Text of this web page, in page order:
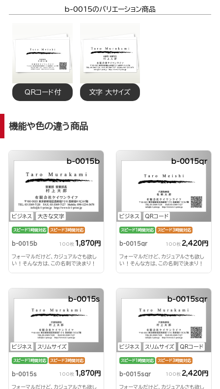
b-0015のバリエーション商品
QRコード付 文字 大サイズ
機能や色の違う商品
ビジネス 大きな文字
b-0015b
スピード1時間対応 スピード3時間対応
b-0015b 100枚 1,870円
フォーマルだけど、カジュアルさも欲し
い！そんな方は、この名刺で決まり！
ビジネス QRコード
b-0015qr
スピード1時間対応 スピード3時間対応
b-0015qr 100枚 2,420円
フォーマルだけど、カジュアルさも欲し
い！そんな方は、この名刺で決まり！
ビジネス スリムサイズ
b-0015s
スピード1時間対応 スピード3時間対応
b-0015s 100枚 1,870円
フォーマルだけど、カジュアルさも欲し
ビジネス スリムサイズ QRコード
b-0015sqr
スピード1時間対応 スピード3時間対応
b-0015sqr 100枚 2,420円
フォーマルだけど、カジュアルさも欲し